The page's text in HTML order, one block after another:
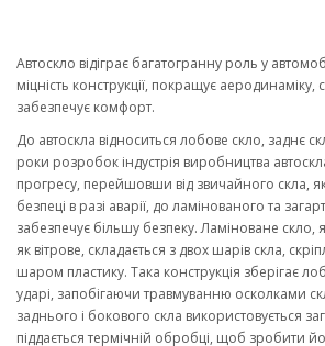
Автоскло відіграє багатогранну роль у
міцність конструкції, покращує аеродинаміку,
забезпечує комфорт.
До автоскла відноситься лобове скло, заднє
роки розробок індустрія виробництва
прогресу, перейшовши від звичайного скла,
безпеці в разі аварії, до ламінованого та
забезпечує більшу безпеку. Ламіноване скло,
як вітрове, складається з двох шарів скла,
шаром пластику. Така конструкція зберігає
ударі, запобігаючи травмуванню осколками
заднього і бокового скла використовується
піддається термічній обробці, щоб зробити